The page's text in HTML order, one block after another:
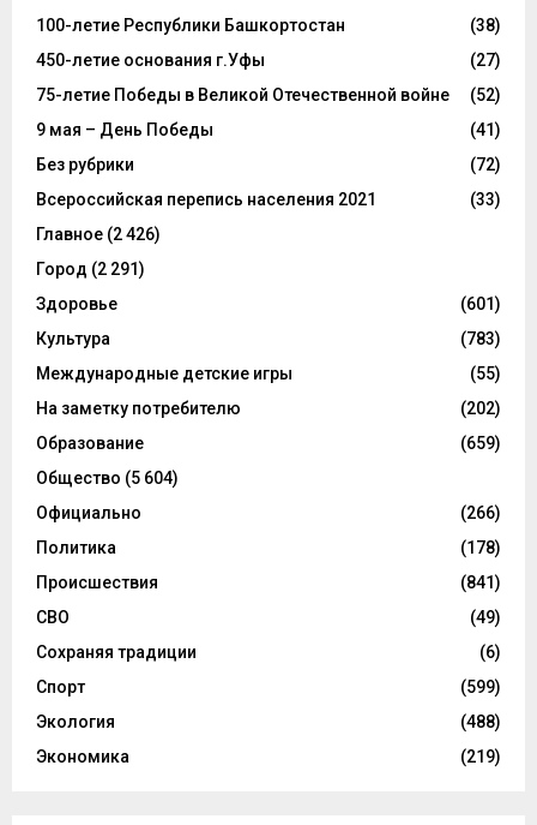
100-летие Республики Башкортостан
(38)
450-летие основания г.Уфы
(27)
75-летие Победы в Великой Отечественной войне
(52)
9 мая – День Победы
(41)
Без рубрики
(72)
Всероссийская перепись населения 2021
(33)
Главное (2 426)
Город (2 291)
Здоровье
(601)
Культура
(783)
Международные детские игры
(55)
На заметку потребителю
(202)
Образование
(659)
Общество (5 604)
Официально
(266)
Политика
(178)
Происшествия
(841)
СВО
(49)
Сохраняя традиции
(6)
Спорт
(599)
Экология
(488)
Экономика
(219)